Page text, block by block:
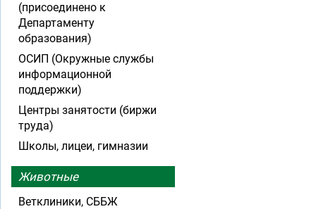
(присоединено к
Департаменту
образования)
ОСИП (Окружные службы
информационной
поддержки)
Центры занятости (биржи
труда)
Школы, лицеи, гимназии
Животные
Ветклиники, СББЖ